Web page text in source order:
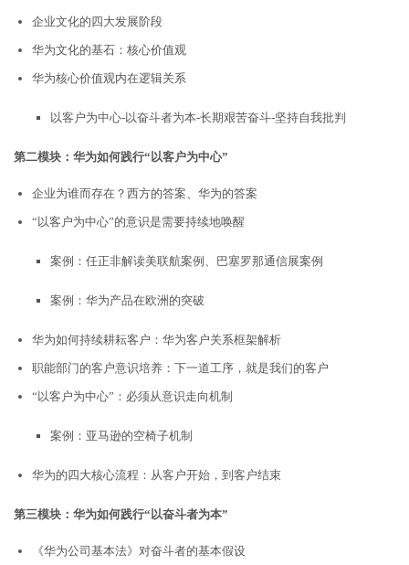
企业文化的四大发展阶段
华为文化的基石：核心价值观
华为核心价值观内在逻辑关系
以客户为中心-以奋斗者为本-长期艰苦奋斗-坚持自我批判
第二模块：华为如何践行“以客户为中心”
企业为谁而存在？西方的答案、华为的答案
“以客户为中心”的意识是需要持续地唤醒
案例：任正非解读美联航案例、巴塞罗那通信展案例
案例：华为产品在欧洲的突破
华为如何持续耕耘客户：华为客户关系框架解析
职能部门的客户意识培养：下一道工序，就是我们的客户
“以客户为中心”：必须从意识走向机制
案例：亚马逊的空椅子机制
华为的四大核心流程：从客户开始，到客户结束
第三模块：华为如何践行“以奋斗者为本”
《华为公司基本法》对奋斗者的基本假设